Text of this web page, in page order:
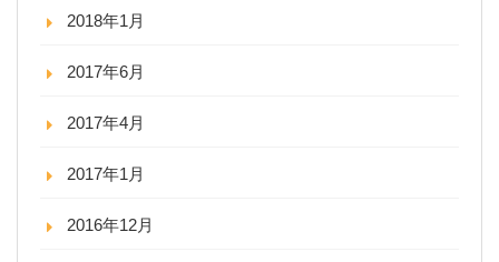
2018年1月
2017年6月
2017年4月
2017年1月
2016年12月